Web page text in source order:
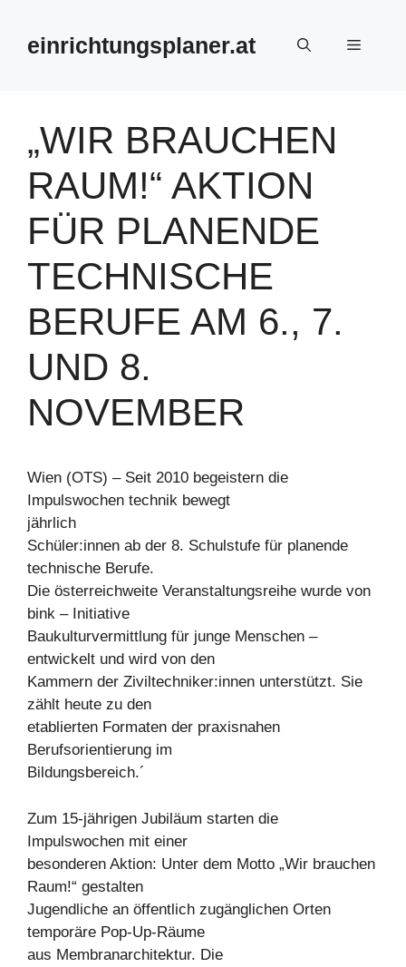
springeneinrichtungsplaner.at Menü
„WIR BRAUCHEN
RAUM!“ AKTION
FÜR PLANENDE
TECHNISCHE
BERUFE AM 6., 7.
UND 8.
NOVEMBER
Wien (OTS) – Seit 2010 begeistern die
Impulswochen technik bewegt
jährlich
Schüler:innen ab der 8. Schulstufe für planende
technische Berufe.
Die österreichweite Veranstaltungsreihe wurde von
bink – Initiative
Baukulturvermittlung für junge Menschen –
entwickelt und wird von den
Kammern der Ziviltechniker:innen unterstützt. Sie
zählt heute zu den
etablierten Formaten der praxisnahen
Berufsorientierung im
Bildungsbereich.´
Zum 15-jährigen Jubiläum starten die
Impulswochen mit einer
besonderen Aktion: Unter dem Motto „Wir brauchen
Raum!“ gestalten
Jugendliche an öffentlich zugänglichen Orten
temporäre Pop-Up-Räume
aus Membranarchitektur. Die